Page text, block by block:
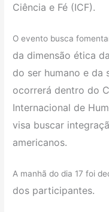
Ciência e Fé (ICF).
O evento busca
da dimensão ética
do ser humano e da
ocorrerá dentro do
Internacional de
visa buscar
americanos.
A manhã do dia 17 foi
dos participantes.